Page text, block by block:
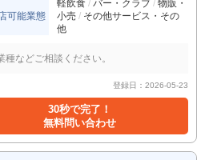
可能業態
軽飲食 バー・クラブ
物販・
小売
その他サービス・その
他
などご相談ください。
登録日：2026-05-23
30秒で完了！
無料問い合わせ